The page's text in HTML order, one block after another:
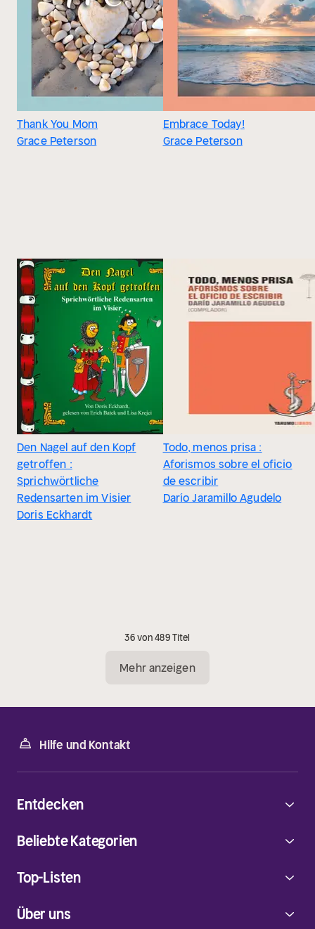
Thank You Mom
Grace Peterson
Embrace Today!
Grace Peterson
Den Nagel auf den Kopf
getroffen :
Sprichwörtliche
Redensarten im Visier
Doris Eckhardt
Todo, menos prisa :
Aforismos sobre el oficio
de escribir
Darío Jaramillo Agudelo
36 von 489 Titel
Mehr anzeigen
Hilfe und Kontakt
Über uns
Entdecken
Beliebte Kategorien
Top-Listen